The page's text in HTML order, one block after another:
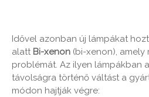
Idővel azonban új lámpákat
alatt Bi-xenon (bi-xenon),
problémát. Az ilyen lámpákban
távolságra történő váltást a
módon hajtják végre: